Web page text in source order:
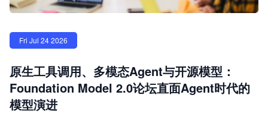
Fri Jul 24 2026
原生工具调用、多模态Agent与开源模型：
Foundation Model 2.0论坛直面Agent时代的
模型演进